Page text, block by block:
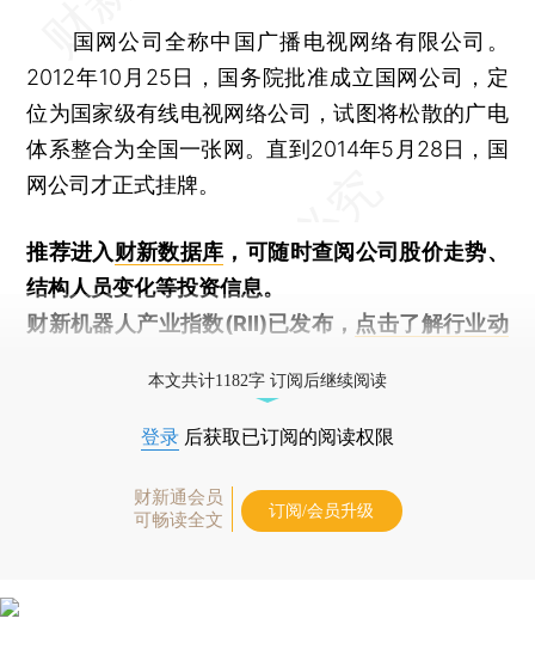
国网公司全称中国广播电视网络有限公司。
2012年10月25日，国务院批准成立国网公司，定
位为国家级有线电视网络公司，试图将松散的广电
体系整合为全国一张网。直到2014年5月28日，国
网公司才正式挂牌。
推荐进入财新数据库 ，可随时查阅公司股价走势、
结构人员变化等投资信息。
财新机器人产业指数(RII)已发布， 点击了解行业动
本文共计1182字 订阅后继续阅读
登录 后获取已订阅的阅读权限
财新通会员
可畅读全文
订阅/会员升级